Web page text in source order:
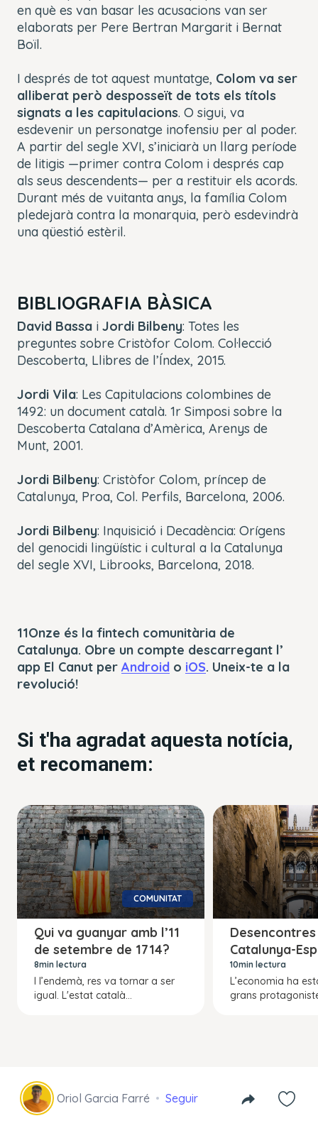
en què es van basar les acusacions van ser
elaborats per Pere Bertran Margarit i Bernat
Boïl.
I després de tot aquest muntatge, Colom va ser
alliberat però desposseït de tots els títols
signats a les capitulacions. O sigui, va
esdevenir un personatge inofensiu per al poder.
A partir del segle XVI, s’iniciarà un llarg període
de litigis —primer contra Colom i després cap
als seus descendents— per a restituir els acords.
Durant més de vuitanta anys, la família Colom
pledejarà contra la monarquia, però esdevindrà
una qüestió estèril.
BIBLIOGRAFIA BÀSICA
David Bassa i Jordi Bilbeny: Totes les
preguntes sobre Cristòfor Colom. Col·lecció
Descoberta, Llibres de l’Índex, 2015.
Jordi Vila: Les Capitulacions colombines de
1492: un document català. 1r Simposi sobre la
Descoberta Catalana d’Amèrica, Arenys de
Munt, 2001.
Jordi Bilbeny: Cristòfor Colom, príncep de
Catalunya, Proa, Col. Perfils, Barcelona, 2006.
Jordi Bilbeny: Inquisició i Decadència: Orígens
del genocidi lingüístic i cultural a la Catalunya
del segle XVI, Librooks, Barcelona, 2018.
11Onze és la fintech comunitària de
Catalunya. Obre un compte descarregant l’
app El Canut per Android o iOS. Uneix-te a la
revolució!
Si t'ha agradat aquesta notícia,
et recomanem:
COMUNITAT
Qui va guanyar amb l’11
de setembre de 1714?
8min lectura
I l’endemà, res va tornar a ser
igual. L'estat català...
Catalunya-
10min lectura
L’economia ha
grans
Oriol Garcia Farré Seguir